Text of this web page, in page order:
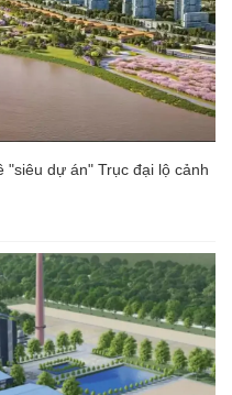
"siêu dự án" Trục đại lộ cảnh